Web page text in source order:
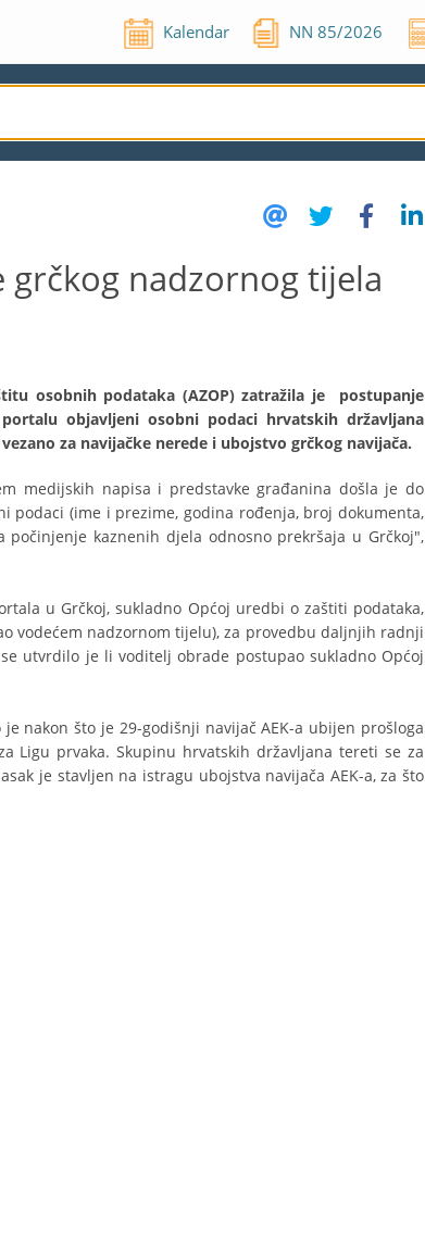
Kalendar NN85/2026
grčkog nadzornog tijela
osobnih podataka (AZOP) zatražila je postupanje
objavljeni osobni podaci hrvatskih državljana
za navijačke nerede i ubojstvo grčkog navijača.
medijskih napisa i predstavke građanina došla je do
podaci (ime i prezime, godina rođenja, broj dokumenta,
kaznenih djela odnosno prekršaja u Grčkoj",
u Grčkoj, sukladno Općoj uredbi o zaštiti podataka,
vodećem nadzornom tijelu), za provedbu daljnjih radnji
utvrdilo je li voditelj obrade postupao sukladno Općoj
nakon što je 29-godišnji navijač AEK-a ubijen prošloga
Ligu prvaka. Skupinu hrvatskih državljana tereti se za
je stavljen na istragu ubojstva navijača AEK-a, za što